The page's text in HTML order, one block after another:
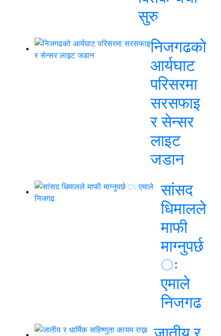
सुरु
निजगढको
आर्यघाट
परिसरमा
सरसफाइ
र सेन्सर
लाइट
जडान
सांसद
धिमालले
माफी
माग्नुपर्छ
ः
एमाले
निजगढ